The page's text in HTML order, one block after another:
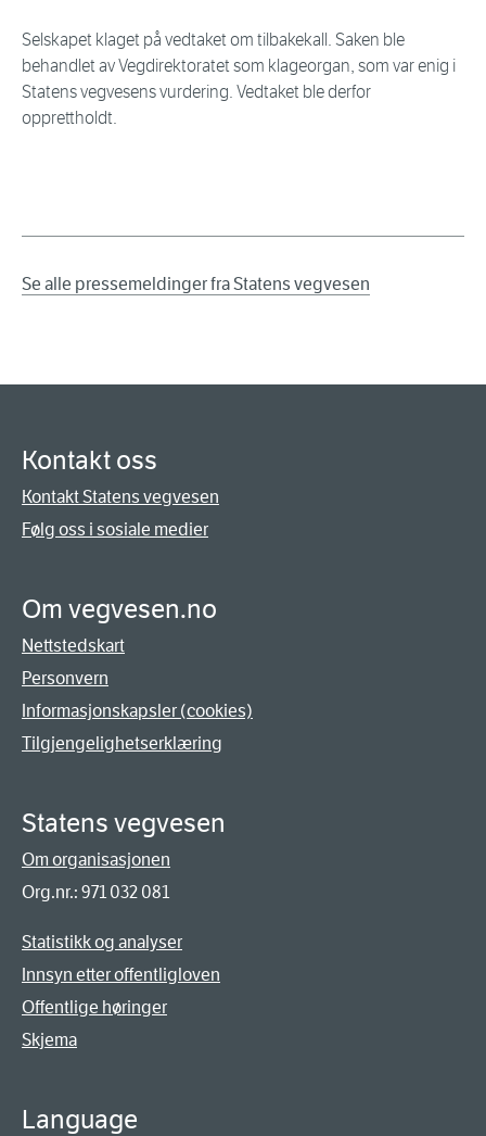
Selskapet klaget på vedtaket om tilbakekall. Saken ble
behandlet av Vegdirektoratet som klageorgan, som var enig i
Statens vegvesens vurdering. Vedtaket ble derfor
opprettholdt.
Se alle pressemeldinger fra Statens vegvesen
Kontakt oss
Kontakt Statens vegvesen
Følg oss i sosiale medier
Om vegvesen.no
Nettstedskart
Personvern
Informasjonskapsler (cookies)
Tilgjengelighetserklæring
Statens vegvesen
Om organisasjonen
Org.nr.: 971 032 081
Statistikk og analyser
Innsyn etter offentligloven
Offentlige høringer
Skjema
Language